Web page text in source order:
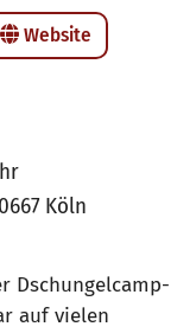
Website
Köln
Dschungelcamp-
auf vielen